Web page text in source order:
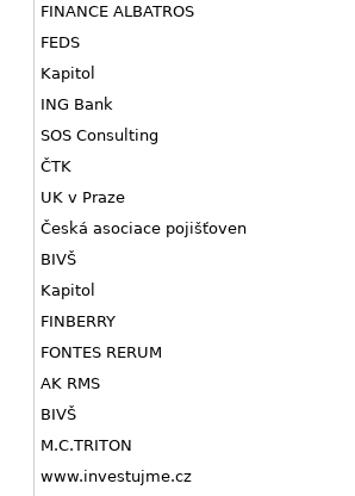
FINANCE ALBATROS
FEDS
Kapitol
ING Bank
SOS Consulting
ČTK
UK v Praze
Česká asociace pojišťoven
BIVŠ
Kapitol
FINBERRY
FONTES RERUM
AK RMS
BIVŠ
M.C.TRITON
www.investujme.cz